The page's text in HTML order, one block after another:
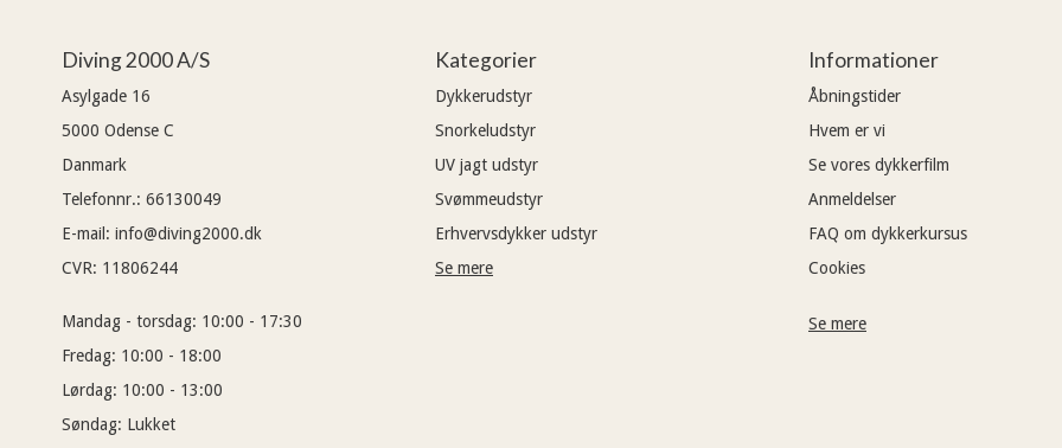
Diving 2000 A/S
Asylgade 16
5000 Odense C
Danmark
Telefonnr.: 66130049
E-mail : info@diving2000.dk
CVR: 11806244
Mandag - torsdag: 10:00 - 17:30
Fredag: 10:00 - 18:00
Lørdag: 10:00 - 13:00
Søndag: Lukket
Kategorier
Dykkerudstyr
Snorkeludstyr
UV jagt udstyr
Svømmeudstyr
Erhvervsdykker udstyr
Se mere
Informationer
Åbningstider
Hvem er vi
Se vores dykkerfilm
Anmeldelser
FAQ om dykkerkursus
Cookies
Se mere